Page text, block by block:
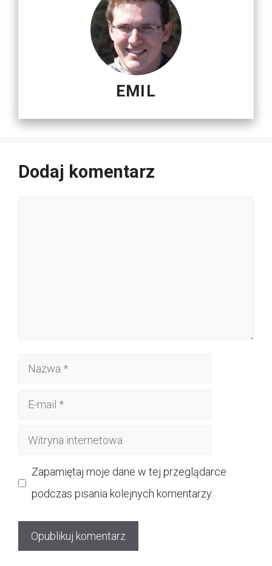
EMIL
Dodaj komentarz
Nazwa
Witryna
Zapamiętaj moje dane w tej przeglądarce
podczas pisania kolejnych komentarzy.